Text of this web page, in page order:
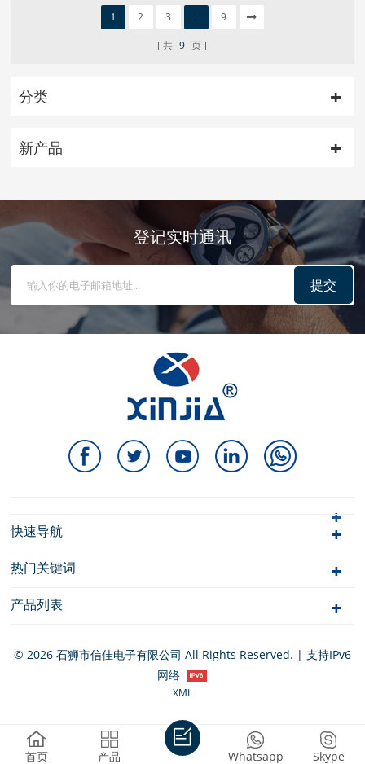
1 2 3 9
共 9 页
分类
新产品
登记实时通讯
提交
快速导航
热门关键词
产品列表
© 2026 石狮市信佳电子有限公司 All Rights Reserved. | 支持IPv6
网络
XML
首页 产品 Skype
Whatsapp